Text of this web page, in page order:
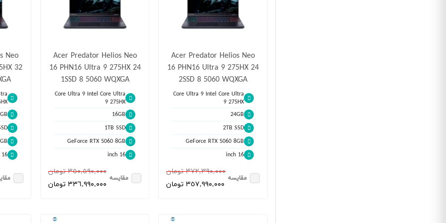
Acer Predator Helios Neo
16 PHN16 Ultra 9 275HX 24
2SSD 8 5060 WQXGA
Core Ultra 9 Intel Core Ultra
9 275HX
24GB
2TB SSD
GeForce RTX 5060 8GB
16 inch
٣٧٢,٣٩٠,٠٠٠ تومان
٣٥٧,٩٩٠,٠٠٠ تومان
مقایسه
Acer Predator Helios Neo
16 PHN16 Ultra 9 275HX 24
1SSD 8 5060 WQXGA
Core Ultra 9 Intel Core Ultra
9 275HX
16GB
1TB SSD
GeForce RTX 5060 8GB
16 inch
٣٥٠,٥٩٠,٠٠٠ تومان
٣٣٦,٩٩٠,٠٠٠ تومان
مقایسه
Neo
32
16 inch